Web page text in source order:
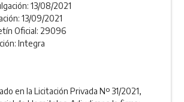
13/08/2021
13/09/2021
Oficial: 29096
Integra
en la Licitación Privada Nº 31/2021,